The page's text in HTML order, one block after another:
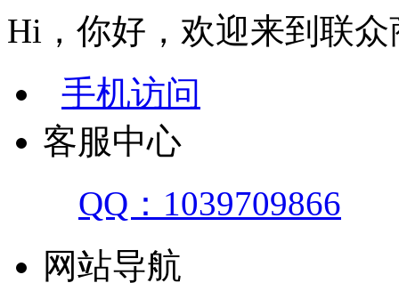
Hi，你好，欢迎来到联众
手机访问
客服中心
QQ：1039709866
网站导航